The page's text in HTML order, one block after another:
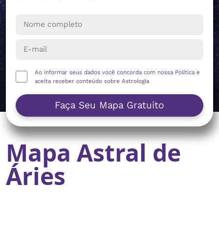
Ao informar seus dados você concorda com nossa Políticae
aceita receber conteúdo sobre Astrologia
Faça Seu Mapa Gratuito
Mapa Astral de
Áries